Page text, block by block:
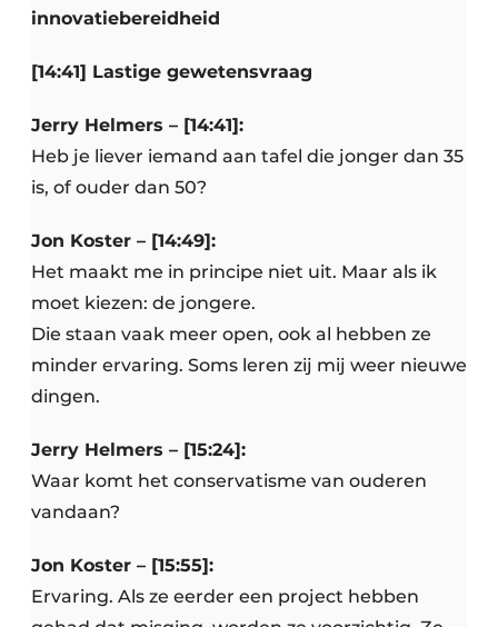
innovatiebereidheid
[14:41] Lastige gewetensvraag
Jerry Helmers – [14:41]:
Heb je liever iemand aan tafel die jonger dan 35
is, of ouder dan 50?
Jon Koster – [14:49]:
Het maakt me in principe niet uit. Maar als ik
moet kiezen: de jongere.
Die staan vaak meer open, ook al hebben ze
minder ervaring. Soms leren zij mij weer nieuwe
dingen.
Jerry Helmers – [15:24]:
Waar komt het conservatisme van ouderen
vandaan?
Jon Koster – [15:55]:
Ervaring. Als ze eerder een project hebben